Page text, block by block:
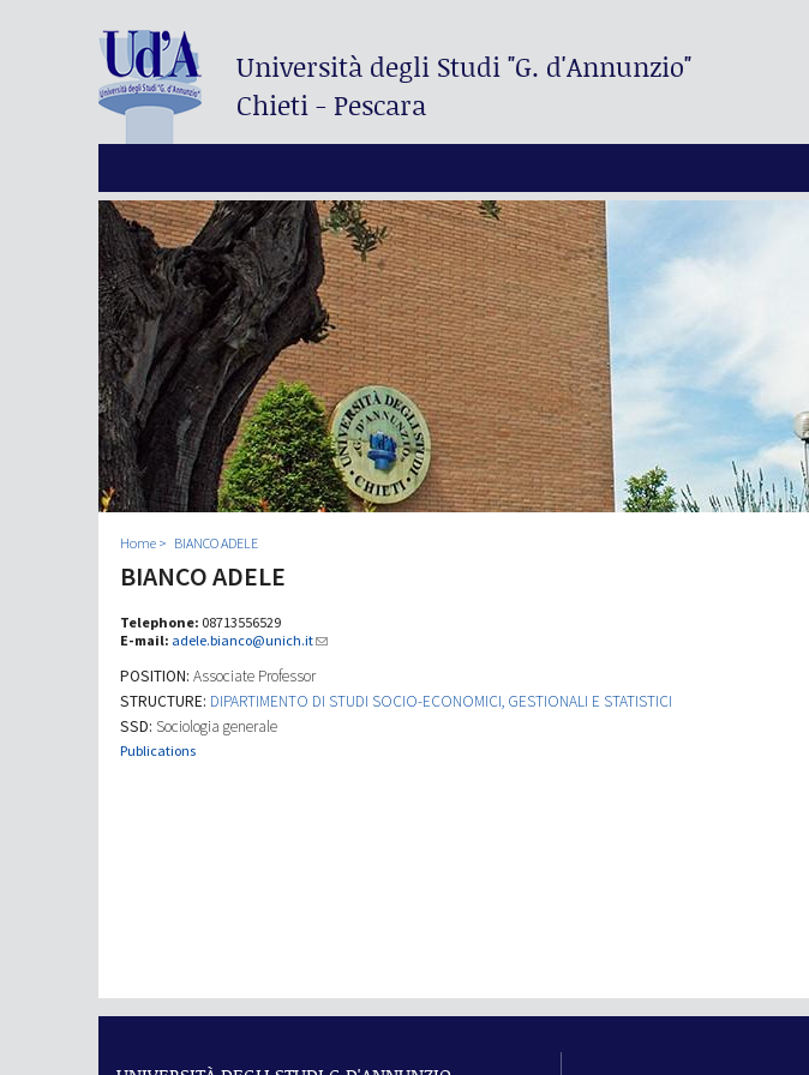
Università degli Studi"G. d'Annunzio"
Chieti - Pescara
Home BIANCO ADELE
BIANCO ADELE
Telephone: 08713556529
E-mail: adele.bianco@unich.it
POSITION: Associate Professor
STRUCTURE: DIPARTIMENTO DI STUDI SOCIO-ECONOMICI, GESTIONALI E STATISTICI
SSD: Sociologia generale
Publications